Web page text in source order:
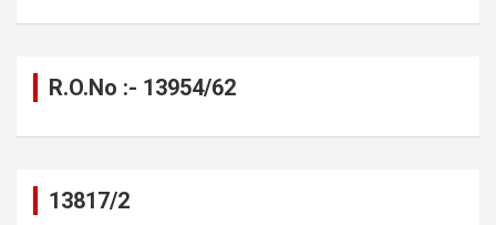
R.O.No :- 13954/62
13817/2